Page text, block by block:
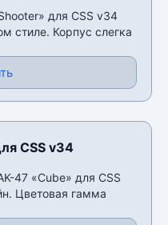
для CSS v34
стиле. Корпус слегка
CSS v34
47 «Cube» для CSS
Цветовая гамма